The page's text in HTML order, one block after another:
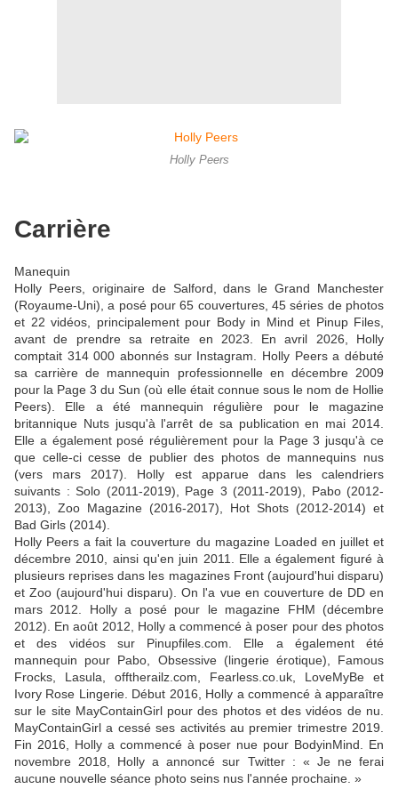
Holly Peers
Carrière
Manequin
Holly Peers, originaire de Salford, dans le Grand Manchester
(Royaume-Uni), a posé pour 65 couvertures, 45 séries de photos
et 22 vidéos, principalement pour Body in Mind et Pinup Files,
avant de prendre sa retraite en 2023. En avril 2026, Holly
comptait 314 000 abonnés sur Instagram. Holly Peers a débuté
sa carrière de mannequin professionnelle en décembre 2009
pour la Page 3 du Sun (où elle était connue sous le nom de Hollie
Peers). Elle a été mannequin régulière pour le magazine
britannique Nuts jusqu'à l'arrêt de sa publication en mai 2014.
Elle a également posé régulièrement pour la Page 3 jusqu'à ce
que celle-ci cesse de publier des photos de mannequins nus
(vers mars 2017). Holly est apparue dans les calendriers
suivants : Solo (2011-2019), Page 3 (2011-2019), Pabo (2012-
2013), Zoo Magazine (2016-2017), Hot Shots (2012-2014) et
Bad Girls (2014).
Holly Peers a fait la couverture du magazine Loaded en juillet et
décembre 2010, ainsi qu'en juin 2011. Elle a également figuré à
plusieurs reprises dans les magazines Front (aujourd'hui disparu)
et Zoo (aujourd'hui disparu). On l'a vue en couverture de DD en
mars 2012. Holly a posé pour le magazine FHM (décembre
2012). En août 2012, Holly a commencé à poser pour des photos
et des vidéos sur Pinupfiles.com. Elle a également été
mannequin pour Pabo, Obsessive (lingerie érotique), Famous
Frocks, Lasula, offtherailz.com, Fearless.co.uk, LoveMyBe et
Ivory Rose Lingerie. Début 2016, Holly a commencé à apparaître
sur le site MayContainGirl pour des photos et des vidéos de nu.
MayContainGirl a cessé ses activités au premier trimestre 2019.
Fin 2016, Holly a commencé à poser nue pour BodyinMind. En
novembre 2018, Holly a annoncé sur Twitter : « Je ne ferai
aucune nouvelle séance photo seins nus l'année prochaine. »